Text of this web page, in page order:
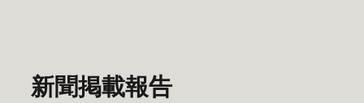
新聞掲載報告